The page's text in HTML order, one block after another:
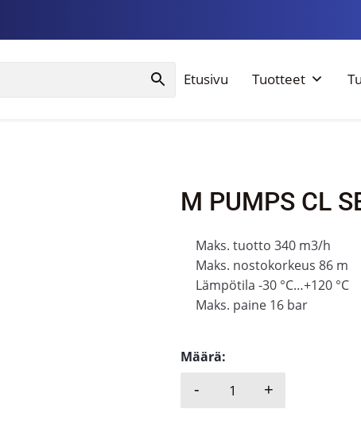
Etusivu Tuotteet
M PUMPS CL
Maks. tuotto 340 m3/h
Maks. nostokorkeus 86 m
Lämpötila -30 °C…+120 °C
Maks. paine 16 bar
Määrä:
M PUMPS CL SEAL-M
- +